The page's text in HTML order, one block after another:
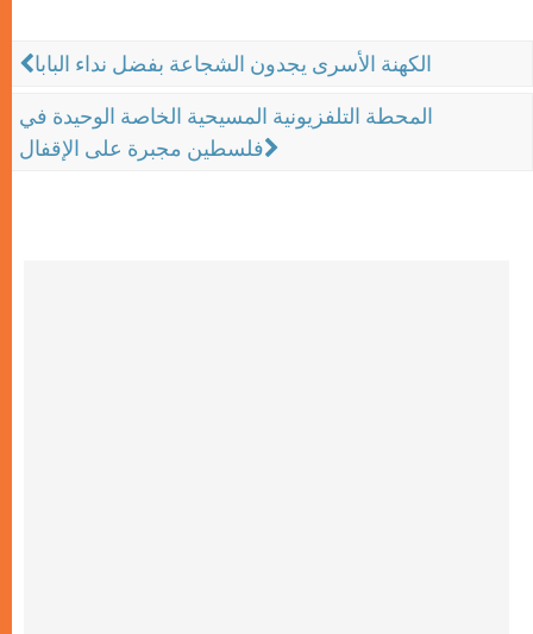
الكهنة الأسرى يجدون الشجاعة بفضل نداء البابا
المحطة التلفزيونية المسيحية الخاصة الوحيدة في
فلسطين مجبرة على الإقفال